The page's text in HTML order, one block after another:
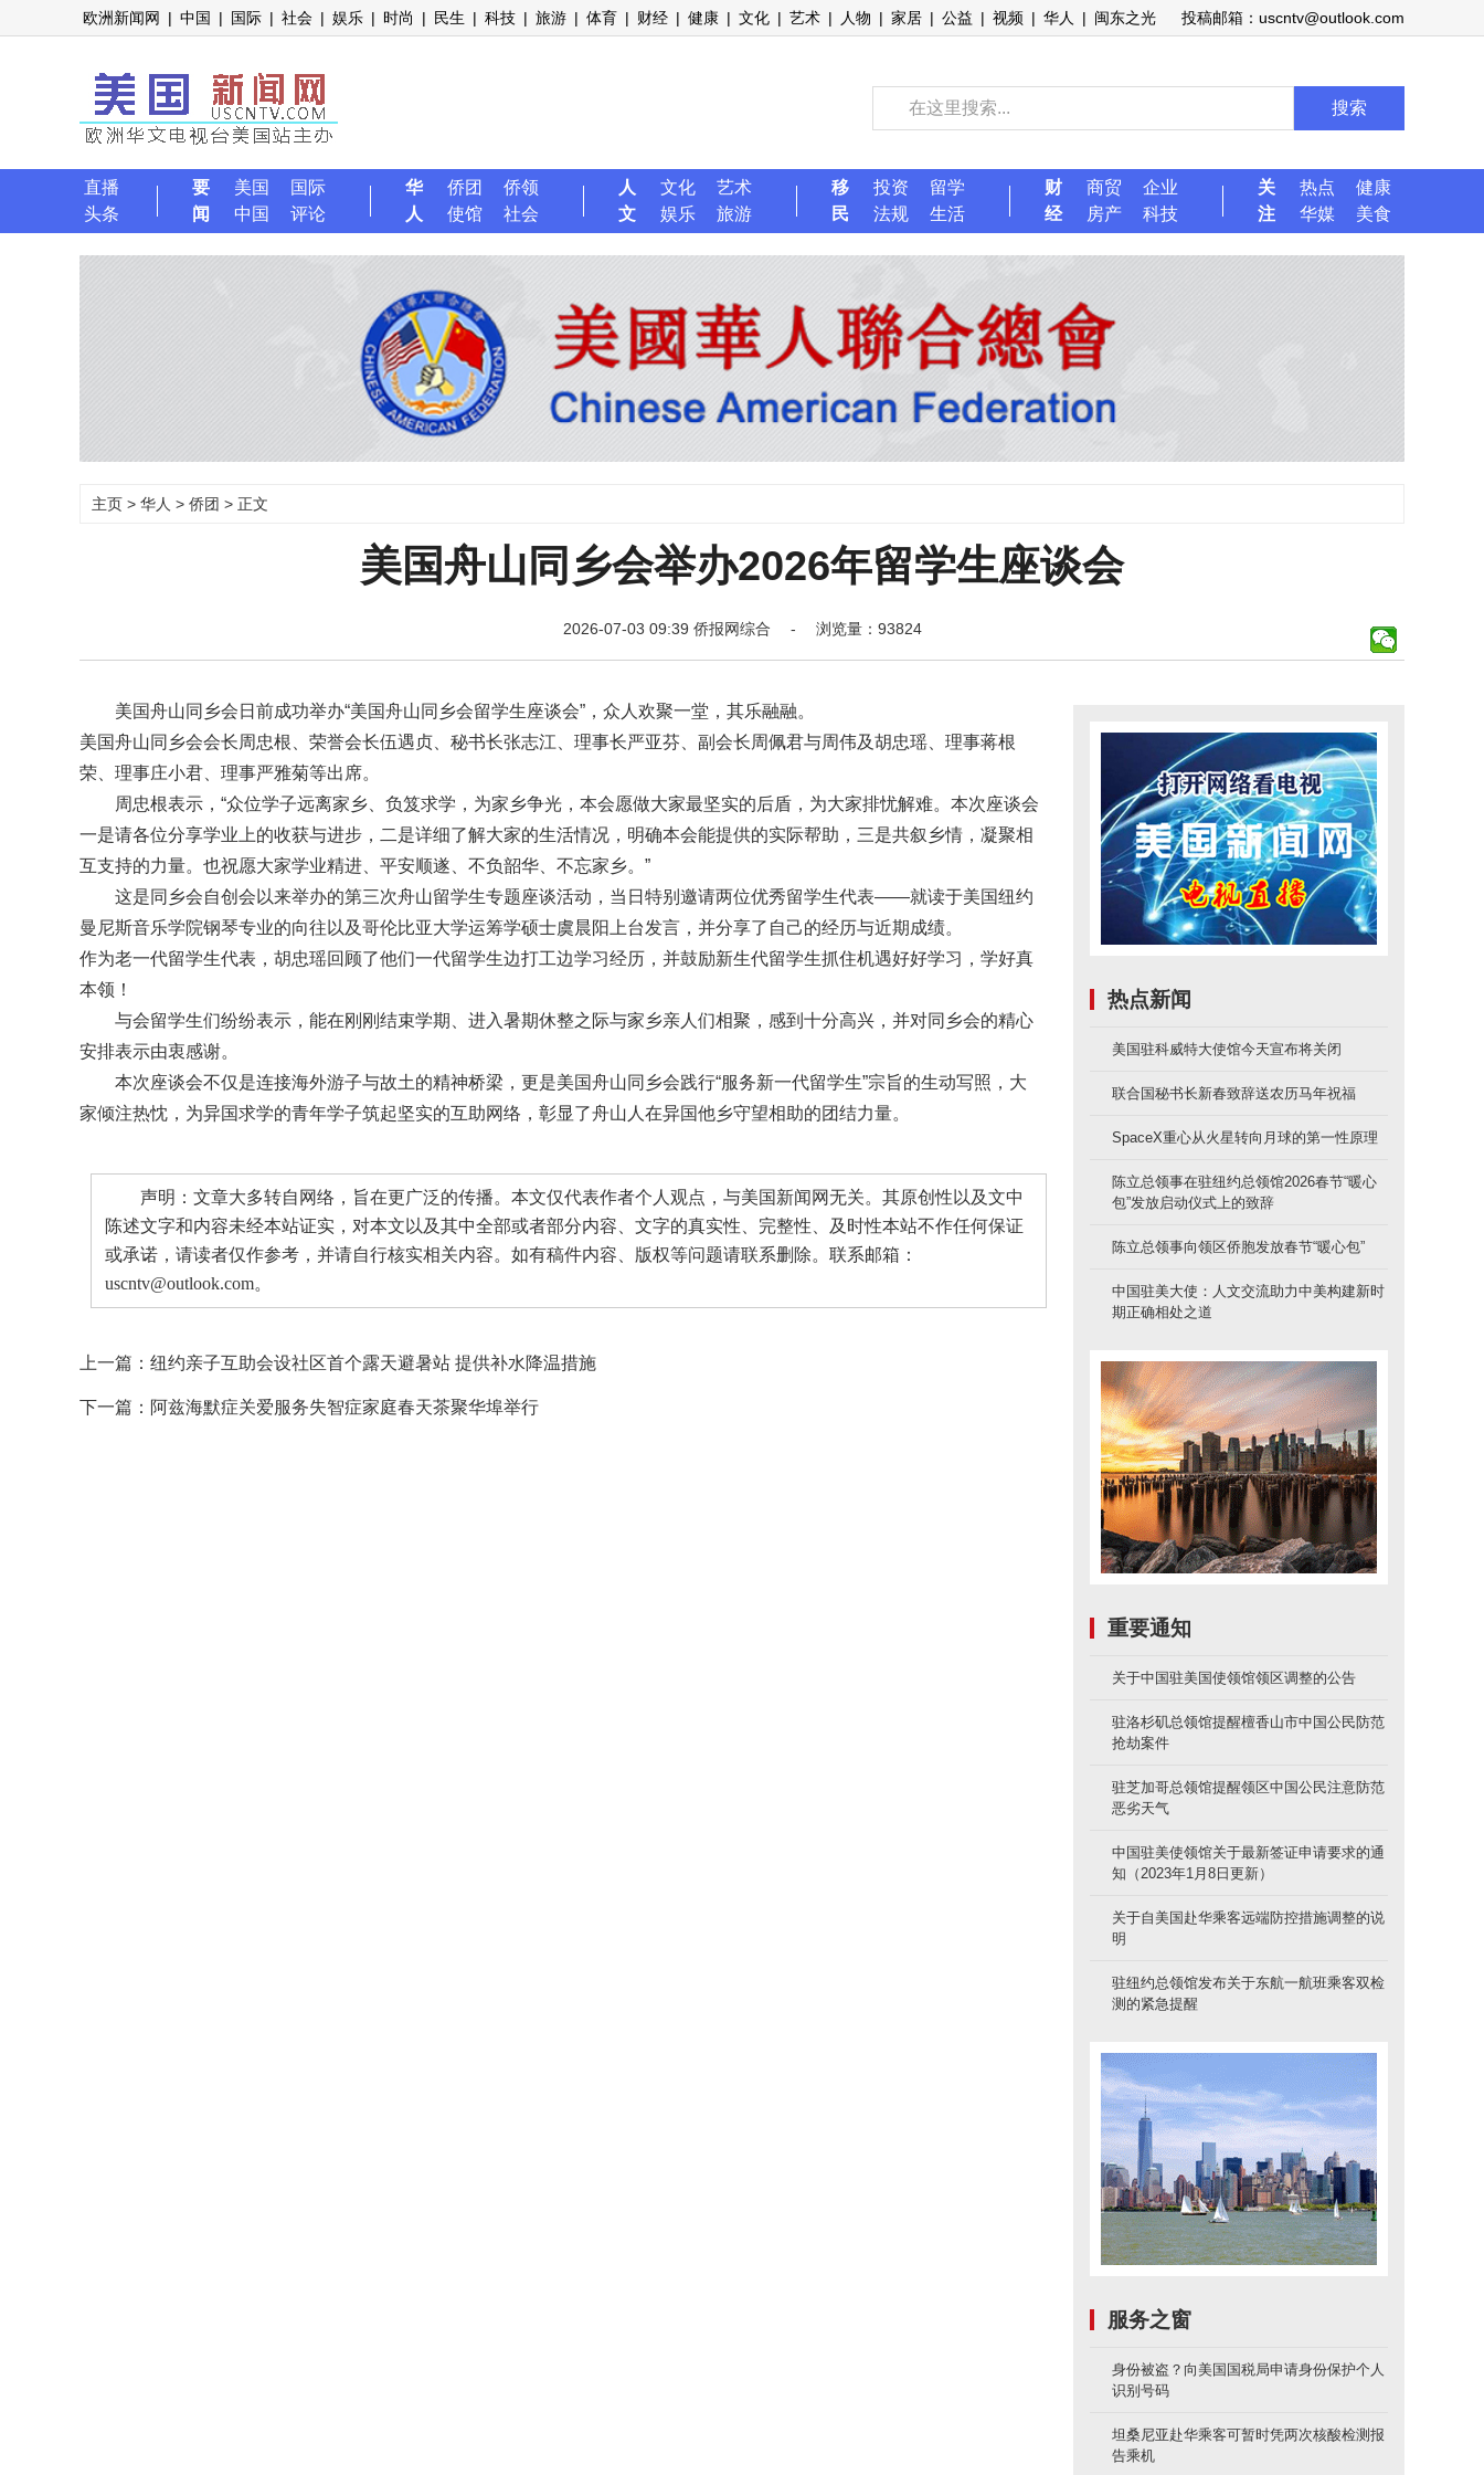
欧洲新闻网 | 中国 | 国际 | 社会 | 娱乐 | 时尚 | 民生 | 科技 | 旅游 | 体育 | 财经 | 健康 | 文化 | 艺术 | 人物 | 家居 | 公益 | 视频 | 华人 | 闽东之光 投稿邮箱：uscntv@outlook.com
搜索
直播
头条
要
闻
美国
国际
中国
评论
华
人
侨团
侨领
使馆
社会
人
文
文化
艺术
娱乐
旅游
移
民
投资
留学
法规
生活
财
经
商贸
企业
房产
科技
关
注
热点
健康
华媒
美食
主页 > 华人 > 侨团 > 正文
美国舟山同乡会举办2026年留学生座谈会
2026-07-03 09:39 侨报网综合 - 浏览量：93824
美国舟山同乡会日前成功举办“美国舟山同乡会留学生座谈会”，众人欢聚一堂，其乐融融。
美国舟山同乡会会长周忠根、荣誉会长伍遇贞、秘书长张志江、理事长严亚芬、副会长周佩君与周伟及胡忠瑶、理事蒋根
荣、理事庄小君、理事严雅菊等出席。
周忠根表示，“众位学子远离家乡、负笈求学，为家乡争光，本会愿做大家最坚实的后盾，为大家排忧解难。本次座谈会
一是请各位分享学业上的收获与进步，二是详细了解大家的生活情况，明确本会能提供的实际帮助，三是共叙乡情，凝聚相
互支持的力量。也祝愿大家学业精进、平安顺遂、不负韶华、不忘家乡。”
这是同乡会自创会以来举办的第三次舟山留学生专题座谈活动，当日特别邀请两位优秀留学生代表——就读于美国纽约
曼尼斯音乐学院钢琴专业的向往以及哥伦比亚大学运筹学硕士虞晨阳上台发言，并分享了自己的经历与近期成绩。
作为老一代留学生代表，胡忠瑶回顾了他们一代留学生边打工边学习经历，并鼓励新生代留学生抓住机遇好好学习，学好真
本领！
与会留学生们纷纷表示，能在刚刚结束学期、进入暑期休整之际与家乡亲人们相聚，感到十分高兴，并对同乡会的精心
安排表示由衷感谢。
本次座谈会不仅是连接海外游子与故土的精神桥梁，更是美国舟山同乡会践行“服务新一代留学生”宗旨的生动写照，大
家倾注热忱，为异国求学的青年学子筑起坚实的互助网络，彰显了舟山人在异国他乡守望相助的团结力量。
声明：文章大多转自网络，旨在更广泛的传播。本文仅代表作者个人观点，与美国新闻网无关。其原创性以及文中
陈述文字和内容未经本站证实，对本文以及其中全部或者部分内容、文字的真实性、完整性、及时性本站不作任何保证
或承诺，请读者仅作参考，并请自行核实相关内容。如有稿件内容、版权等问题请联系删除。联系邮箱：
uscntv@outlook.com。
上一篇： 纽约亲子互助会设社区首个露天避暑站 提供补水降温措施
下一篇： 阿兹海默症关爱服务失智症家庭春天茶聚华埠举行
热点新闻
美国驻科威特大使馆今天宣布将关闭
联合国秘书长新春致辞送农历马年祝福
SpaceX重心从火星转向月球的第一性原理
陈立总领事在驻纽约总领馆2026春节“暖心
包”发放启动仪式上的致辞
陈立总领事向领区侨胞发放春节“暖心包”
中国驻美大使：人文交流助力中美构建新时
期正确相处之道
重要通知
关于中国驻美国使领馆领区调整的公告
驻洛杉矶总领馆提醒檀香山市中国公民防范
抢劫案件
驻芝加哥总领馆提醒领区中国公民注意防范
恶劣天气
中国驻美使领馆关于最新签证申请要求的通
知（2023年1月8日更新）
关于自美国赴华乘客远端防控措施调整的说
明
驻纽约总领馆发布关于东航一航班乘客双检
测的紧急提醒
服务之窗
身份被盗？向美国国税局申请身份保护个人
识别号码
坦桑尼亚赴华乘客可暂时凭两次核酸检测报
告乘机